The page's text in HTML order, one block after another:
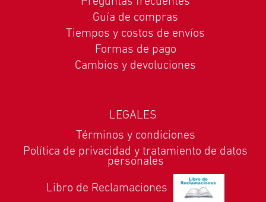
Guía de compras
Tiempos y costos de envíos
Formas de pago
Cambios y devoluciones
LEGALES
Términos y condiciones
Política de privacidad y tratamiento de datos
personales
Libro de Reclamaciones